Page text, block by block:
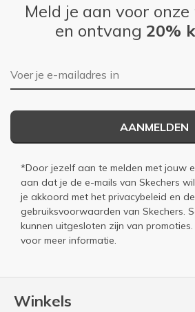
Winkels
Meld je aan voor
en ontvang 20%
E-mailadres
AANMELDEN
*Door jezelf aan te melden met jouw
aan dat je de e-mails van Skechers
je akkoord met het privacybeleid en de
gebruiksvoorwaarden van Skechers.
kunnen uitgesloten zijn van promoties.
voor meer informatie.